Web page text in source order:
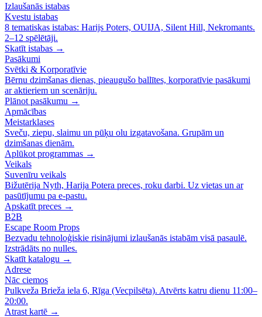
Izlaušanās istabas
Kvestu istabas
8 tematiskas istabas: Harijs Poters, OUIJA, Silent Hill, Nekromants.
2–12 spēlētāji.
Skatīt istabas →
Pasākumi
Svētki & Korporatīvie
Bērnu dzimšanas dienas, pieaugušo ballītes, korporatīvie pasākumi
ar aktieriem un scenāriju.
Plānot pasākumu →
Apmācības
Meistarklases
Sveču, ziepu, slaimu un pūķu olu izgatavošana. Grupām un
dzimšanas dienām.
Aplūkot programmas →
Veikals
Suvenīru veikals
Bižutērija Nyth, Harija Potera preces, roku darbi. Uz vietas un ar
pasūtījumu pa e-pastu.
Apskatīt preces →
B2B
Escape Room Props
Bezvadu tehnoloģiskie risinājumi izlaušanās istabām visā pasaulē.
Izstrādāts no nulles.
Skatīt katalogu →
Adrese
Nāc ciemos
Pulkveža Brieža iela 6, Rīga (Vecpilsēta). Atvērts katru dienu 11:00–
20:00.
Atrast kartē →